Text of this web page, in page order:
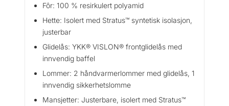
Fôr: 100 % resirkulert polyamid
Hette: Isolert med Stratus™ syntetisk isolasjon,
justerbar
Glidelås: YKK® VISLON® frontglidelås med
innvendig baffel
Lommer: 2 håndvarmerlommer med glidelås, 1
innvendig sikkerhetslomme
Mansjetter: Justerbare, isolert med Stratus™